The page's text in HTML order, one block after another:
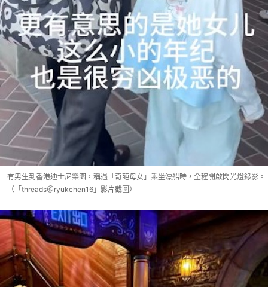
有男生到香港迪士尼樂園，稱遇「奇葩母女」乘坐漂船時，全程開啟閃光燈錄影。
（「threads＠ryukchen16」影片截圖）